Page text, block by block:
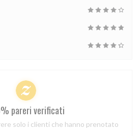
pareri verificati
solo i clienti che hanno prenotato